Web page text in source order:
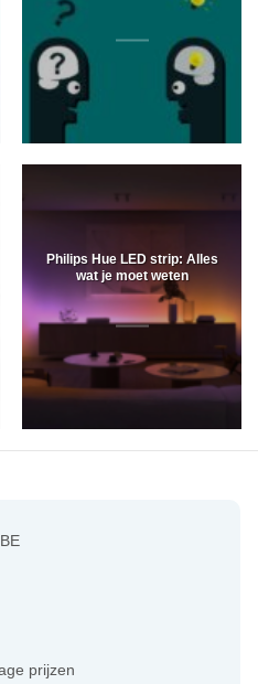
Philips Hue LED strip: Alles
wat je moet weten
prijzen